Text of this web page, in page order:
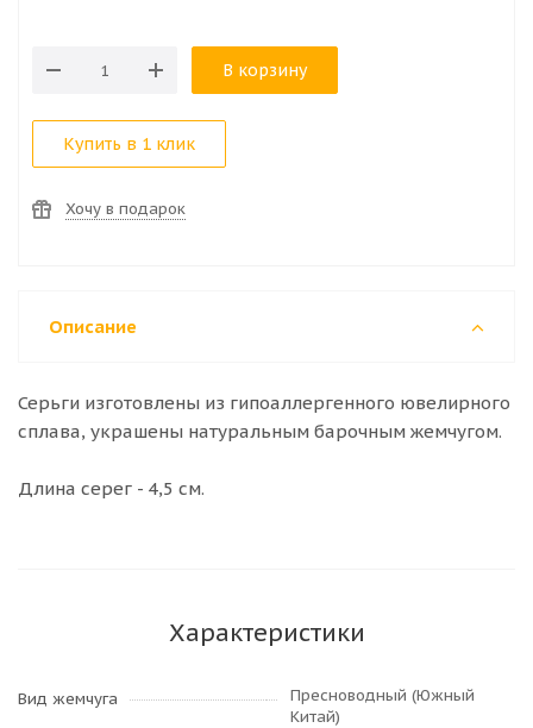
В корзину
Купить в 1 клик
Хочу в подарок
Описание
Серьги изготовлены из гипоаллергенного ювелирного
сплава, украшены натуральным барочным жемчугом.
Длина серег - 4,5 см.
Характеристики
Вид жемчуга
Пресноводный (Южный
Китай)